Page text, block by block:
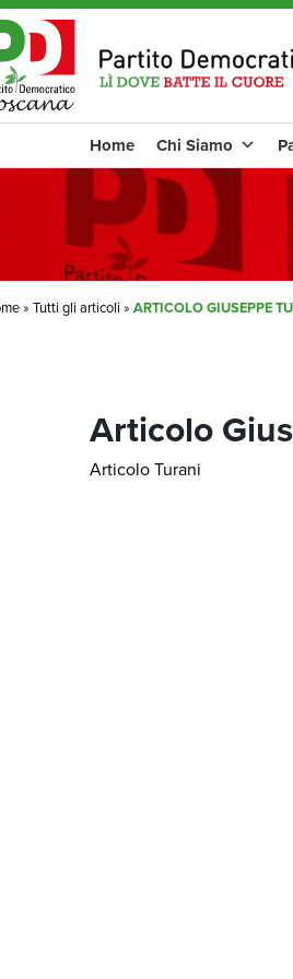
Home Chi Siamo
» Tutti gli articoli » ARTICOLO GIUSEPPE
Articolo
Articolo Turani